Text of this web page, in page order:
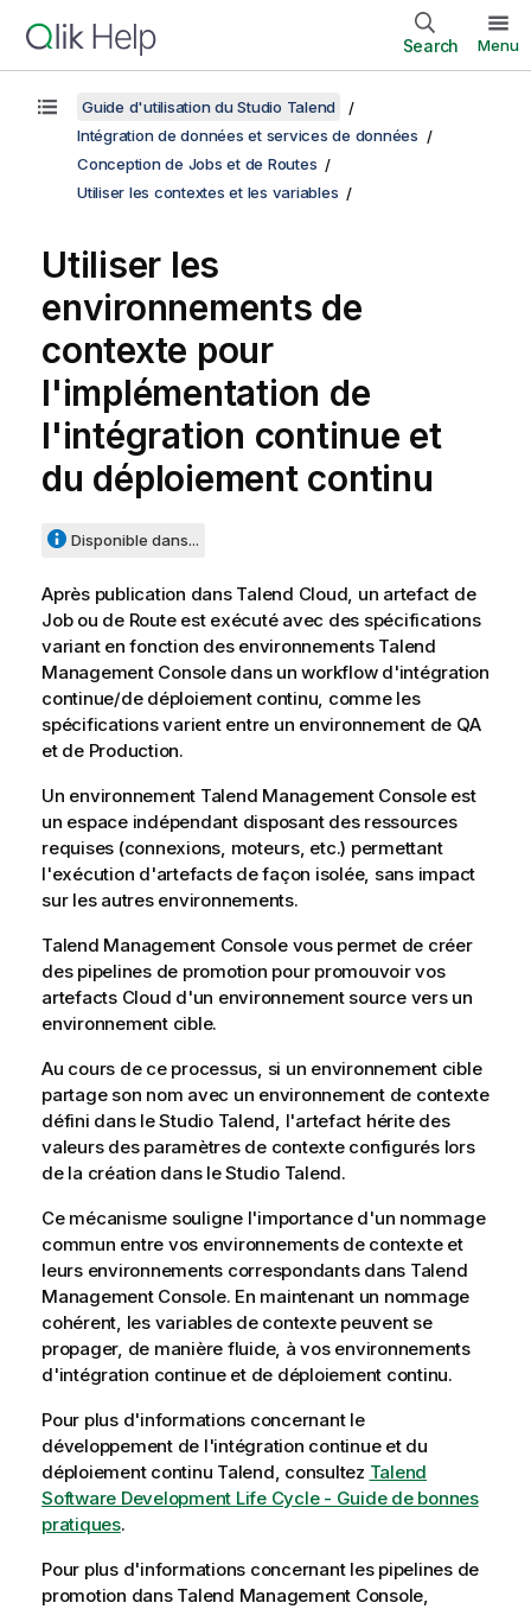
Search Menu
Guide d'utilisation du Studio Talend
Intégration de données et services de données
Conception de Jobs et de Routes
Utiliser les contextes et les variables
Utiliser les
environnements de
contexte pour
l'implémentation de
l'intégration continue et
du déploiement continu
Disponible dans...
Après publication dans Talend Cloud, un artefact de
Job ou de Route est exécuté avec des spécifications
variant en fonction des environnements Talend
Management Consoledans un workflow d'intégration
continue/de déploiement continu, comme les
spécifications varient entre un environnement de QA
et de Production.
Un environnement Talend Management Consoleest
un espace indépendant disposant des ressources
requises (connexions, moteurs, etc.) permettant
l'exécution d'artefacts de façon isolée, sans impact
sur les autres environnements.
Talend Management Consolevous permet de créer
des pipelines de promotion pour promouvoir vos
artefacts Cloud d'un environnement source vers un
environnement cible.
Au cours de ce processus, si un environnement cible
partage son nom avec un environnement de contexte
défini dans leStudio Talend, l'artefact hérite des
valeurs des paramètres de contexte configurés lors
de la création dans leStudio Talend.
Ce mécanisme souligne l'importance d'un nommage
commun entre vos environnements de contexte et
leurs environnements correspondants dans Talend
Management Console. En maintenant un nommage
cohérent, les variables de contexte peuvent se
propager, de manière fluide, à vos environnements
d'intégration continue et de déploiement continu.
Pour plus d'informations concernant le
développement de l'intégration continue et du
déploiement continu Talend, consultez Talend
Software Development Life Cycle - Guide de bonnes
pratiques.
Pour plus d'informations concernant les pipelines de
promotion dans Talend Management Console,